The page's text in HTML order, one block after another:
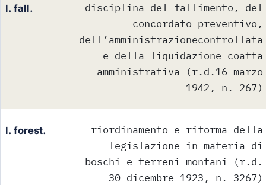
l. fall.
disciplina del fallimento, del
concordato preventivo,
dell’amministrazionecontrollata
e della liquidazione coatta
amministrativa (r.d.16 marzo
1942, n. 267)
l. forest.
riordinamento e riforma della
legislazione in materia di
boschi e terreni montani (r.d.
30 dicembre 1923, n. 3267)